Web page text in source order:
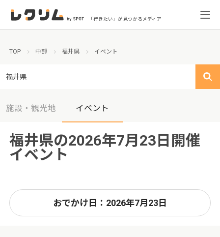
「行きたい」が見つかるメディア
TOP 中部 福井県 イベント
福井県
施設・観光地 イベント
福井県の2026年7月23日開催
イベント
おでかけ日：2026年7月23日